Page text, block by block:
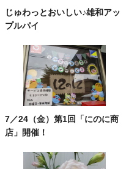
じゅわっとおいしい♪雄和アッ
プルパイ
7／24（金）第1回「にのに商
店」開催！